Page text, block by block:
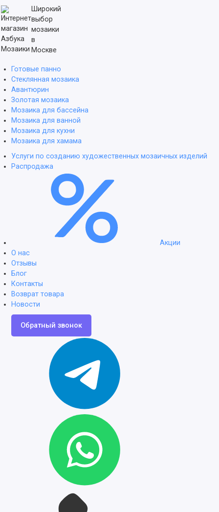
Широкий
выбор
мозаики
в
Москве
Готовые панно
Стеклянная мозаика
Авантюрин
Золотая мозаика
Мозаика для бассейна
Мозаика для ванной
Мозаика для кухни
Мозаика для хамама
Услуги по созданию художественных мозаичных изделий
Распродажа
Акции
О нас
Отзывы
Блог
Контакты
Возврат товара
Новости
Обратный звонок